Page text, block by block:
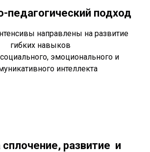
педагогический подход
направлены на развитие
гибких навыков
эмоционального и
интеллекта
развитие и